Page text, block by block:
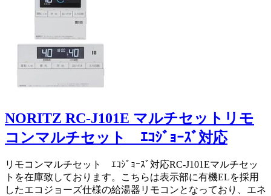
NORITZ RC-J101E マルチセットリモ
コンマルチセット ｴｺｼﾞｮｰｽﾞ対応
リモコンマルチセット ｴｺｼﾞｮｰｽﾞ対応RC-J101Eマルチセッ
トを在庫致しております。こちらは表示部に有機ELを採用
したエコジョーズ仕様の給湯器リモコンとなっており、エネ